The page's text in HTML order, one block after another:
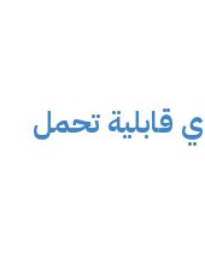
قابلية تحمل